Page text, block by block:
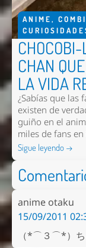
ANIME,
CHAN
LA VIDA
¿Sabías que las
existen de
guiño en el
miles de fans
Sigue leyendo →
anime otaku
15/09/2011
（*⌒３⌒*）